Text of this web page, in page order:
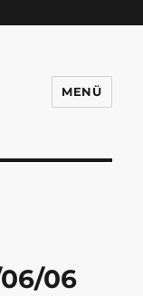
MENÜ
06